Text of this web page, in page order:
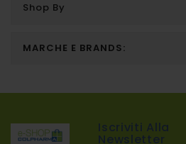
Shop By
MARCHE E BRANDS: